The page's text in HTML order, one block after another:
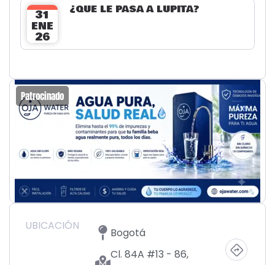
31
ENE
26
¿QUÉ LE PASA A LUPITA?
Patrocinado
UBICACIÓN
Bogotá
Cl. 84A #13 - 86,